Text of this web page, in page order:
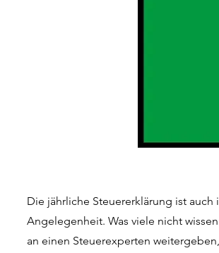
Die jährliche Steuererklärung ist
Angelegenheit. Was viele nicht
an einen Steuerexperten